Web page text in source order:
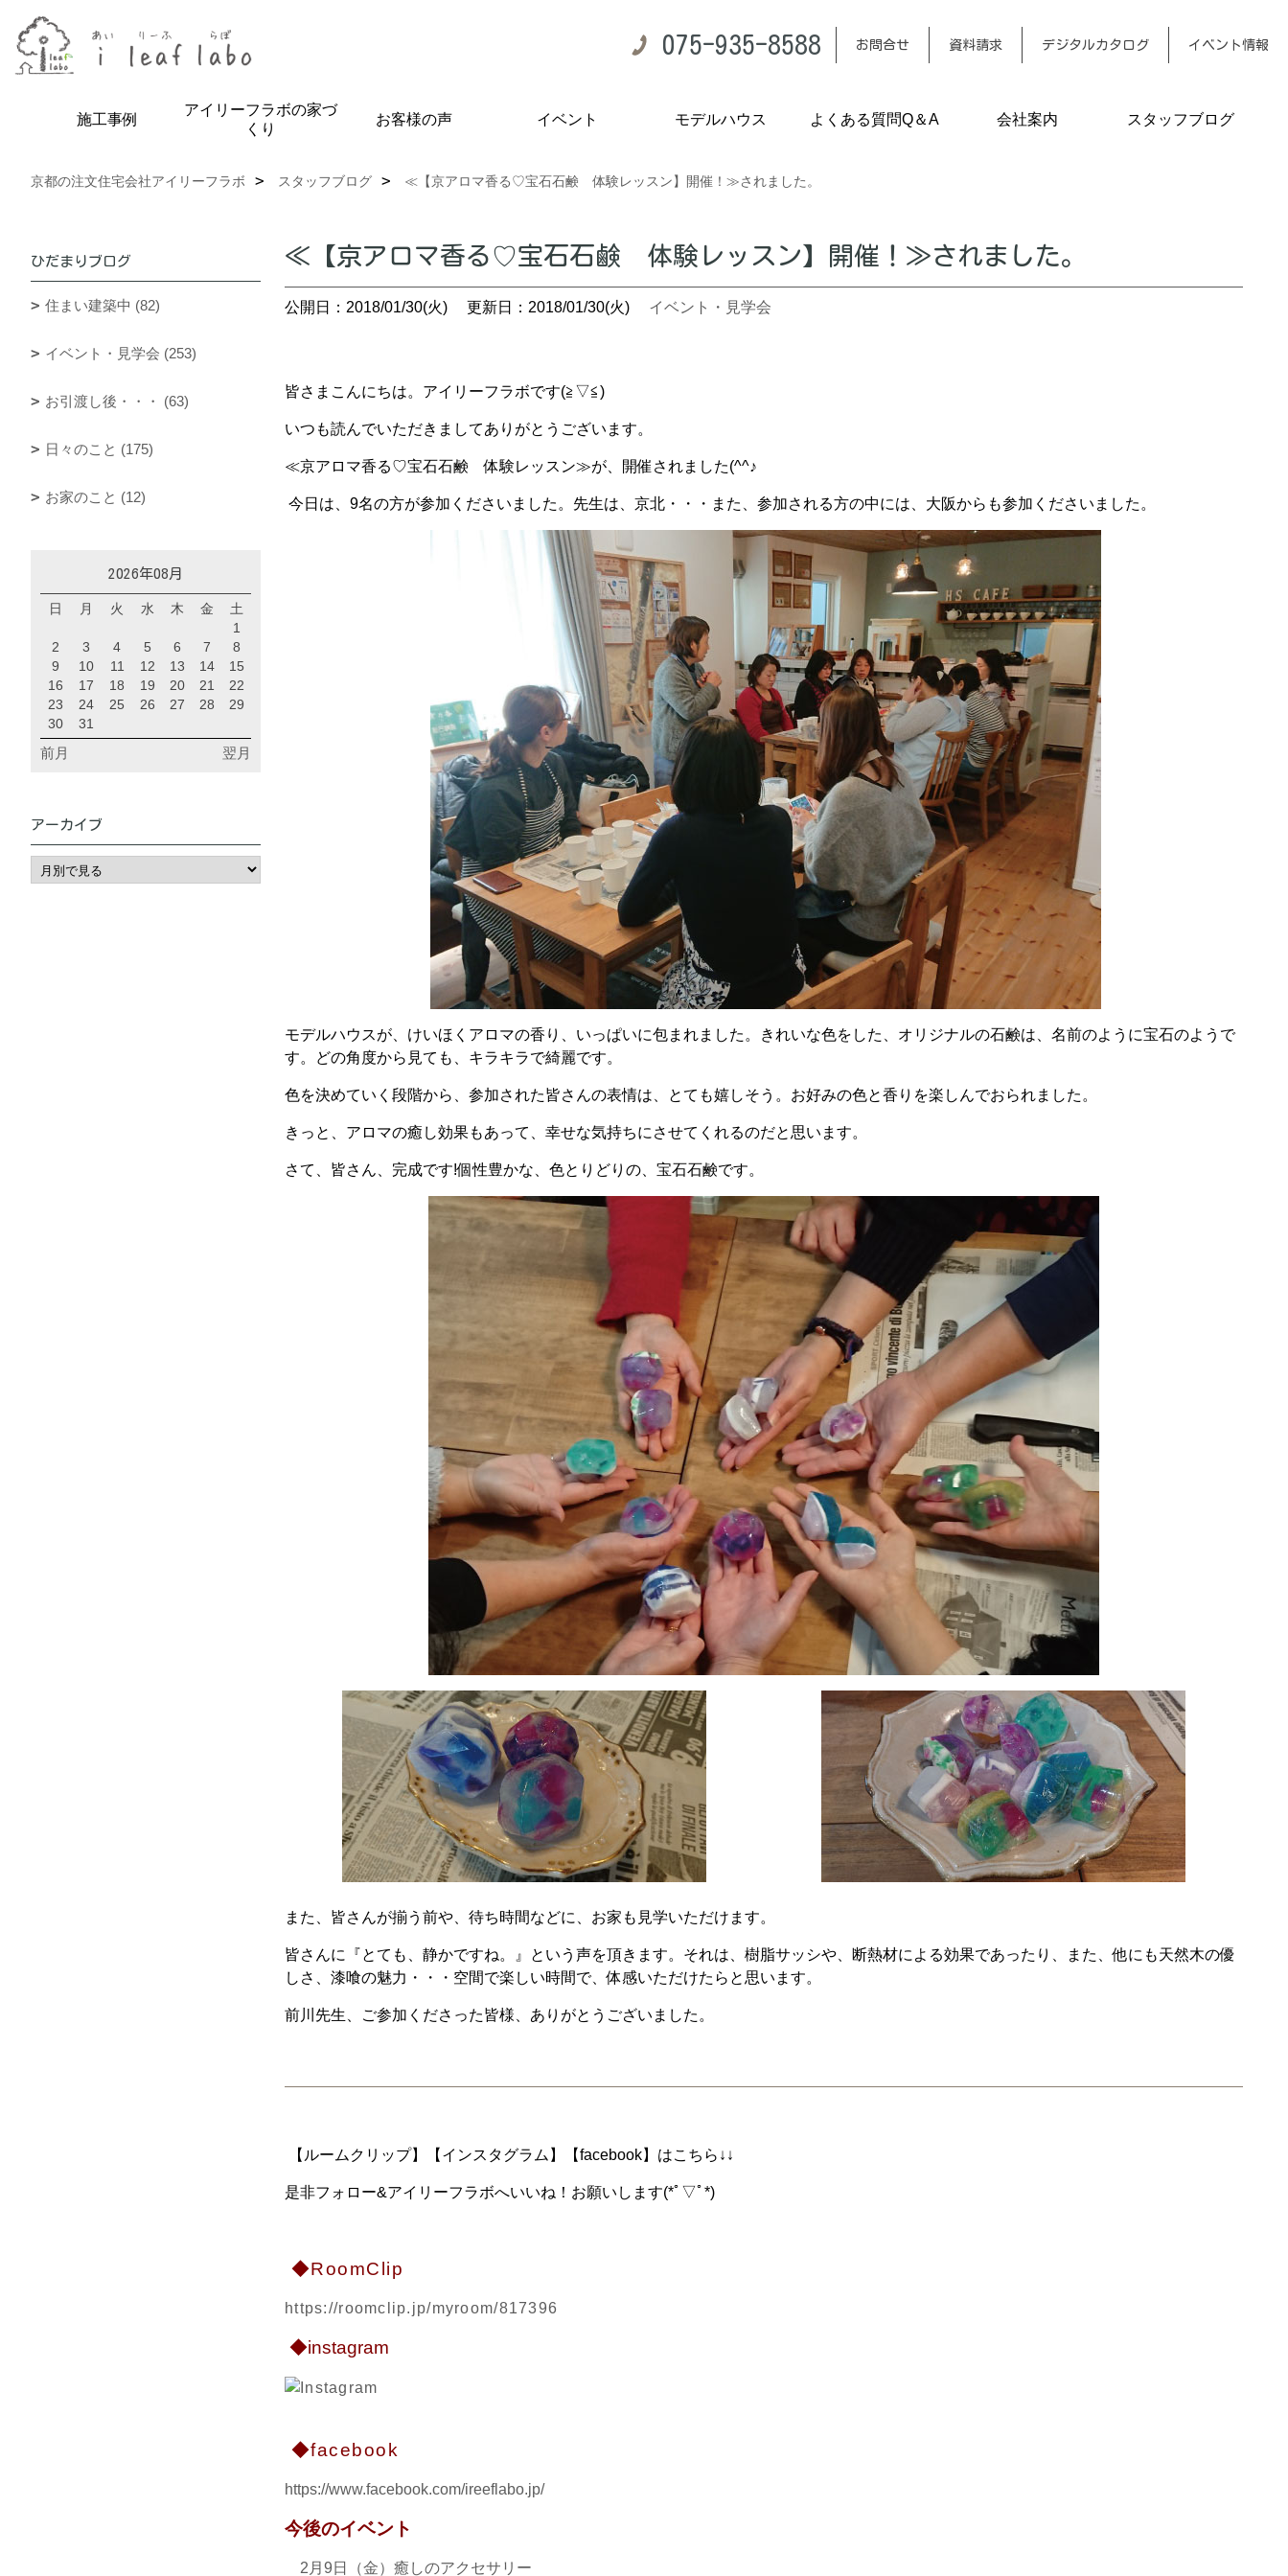
075-935-8588 お問合せ 資料請求 デジタルカタログ イベント情報
施工事例
アイリーフラボの家づ
くり
お客様の声 イベント モデルハウス よくある質問Q＆A 会社案内 スタッフブログ
京都の注文住宅会社アイリーフラボ スタッフブログ ≪【京アロマ香る♡宝石石鹸 体験レッスン】開催！≫されました。
≪【京アロマ香る♡宝石石鹸 体験レッスン】開催！≫されました。
公開日：2018/01/30(火) 更新日：2018/01/30(火) イベント・見学会
皆さまこんにちは。アイリーフラボです(≧▽≦)
いつも読んでいただきましてありがとうございます。
≪京アロマ香る♡宝石石鹸 体験レッスン≫が、開催されました(^^♪
今日は、9名の方が参加くださいました。先生は、京北・・・また、参加される方の中には、大阪からも参加くださいました。
モデルハウスが、けいほくアロマの香り、いっぱいに包まれました。きれいな色をした、オリジナルの石鹸は、名前のように宝石のようで
す。どの角度から見ても、キラキラで綺麗です。
色を決めていく段階から、参加された皆さんの表情は、とても嬉しそう。お好みの色と香りを楽しんでおられました。
きっと、アロマの癒し効果もあって、幸せな気持ちにさせてくれるのだと思います。
さて、皆さん、完成です!個性豊かな、色とりどりの、宝石石鹸です。
また、皆さんが揃う前や、待ち時間などに、お家も見学いただけます。
皆さんに『とても、静かですね。』という声を頂きます。それは、樹脂サッシや、断熱材による効果であったり、また、他にも天然木の優
しさ、漆喰の魅力・・・空間で楽しい時間で、体感いただけたらと思います。
前川先生、ご参加くださった皆様、ありがとうございました。
【ルームクリップ】【インスタグラム】【facebook】はこちら↓↓
是非フォロー&アイリーフラボへいいね！お願いします(*ﾟ▽ﾟ*)
◆RoomClip
https://roomclip.jp/myroom/817396
◆instagram
◆facebook
https://www.facebook.com/ireeflabo.jp/
今後のイベント
2月9日（金）癒しのアクセサリー
ひだまりブログ
住まい建築中 (82)
イベント・見学会 (253)
お引渡し後・・・ (63)
日々のこと (175)
お家のこと (12)
2026年08月
日 月 火 水 木 金
土
1
2
3 4 5 6 7
8
9
10 11 12 13 14
15
16
17 18 19 20 21
22
23
24 25 26 27 28
29
30
31
前月 翌月
アーカイブ